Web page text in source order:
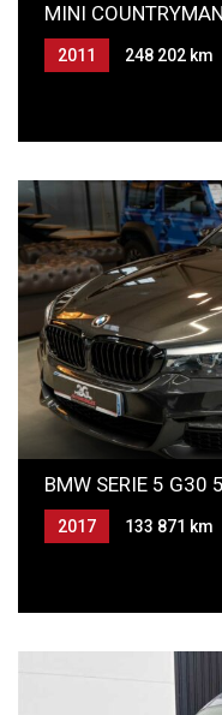
MINI
2011 248 202 km
BMW SERIE 5 G30
2017 133 871 km